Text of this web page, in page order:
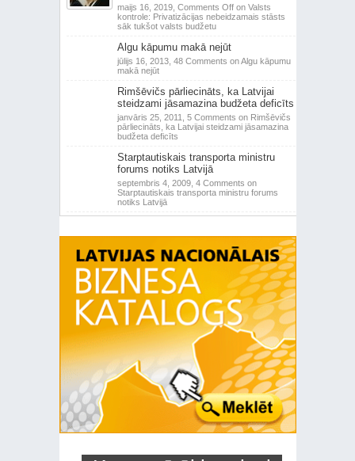
maijs 16, 2019, Comments Offon Valsts
kontrole: Privatizācijas nebeidzamais stāsts
sāk tukšot valsts budžetu
Algu kāpumu makā nejūt
jūlijs 16, 2013, 48 Comments on Algu kāpumu
makā nejūt
Rimšēvičs pārliecināts, ka Latvijai
steidzami jāsamazina budžeta deficīts
janvāris 25, 2011, 5 Comments on Rimšēvičs
pārliecināts, ka Latvijai steidzami jāsamazina
budžeta deficīts
Starptautiskais transporta ministru
forums notiks Latvijā
septembris 4, 2009, 4 Comments on
Starptautiskais transporta ministru forums
notiks Latvijā